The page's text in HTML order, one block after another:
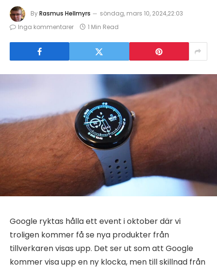
ByRasmus Hellmyrs
söndag, mars 10, 2024,22:03
Inga kommentarer
1 Min Read
Google ryktas hålla ett event i oktober där vi
troligen kommer få se nya produkter från
tillverkaren visas upp. Det ser ut som att Google
kommer visa upp en ny klocka, men till skillnad från